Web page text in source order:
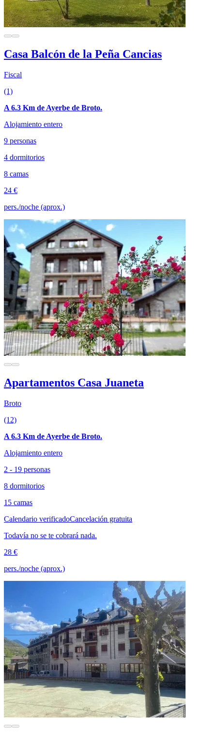
Casa Balcón de la Peña Cancias
Fiscal
(1)
A 6.3 Km de Ayerbe de Broto.
Alojamiento entero
9 personas
4 dormitorios
8 camas
24 €
pers./noche (aprox.)
Apartamentos Casa Juaneta
Broto
(12)
A 6.3 Km de Ayerbe de Broto.
Alojamiento entero
2 - 19 personas
8 dormitorios
15 camas
Calendario verificadoCancelación gratuita
Todavía no se te cobrará nada.
28 €
pers./noche (aprox.)